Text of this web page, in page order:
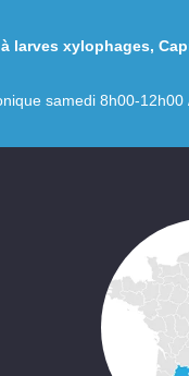
larves xylophages,
samedi 8h00-